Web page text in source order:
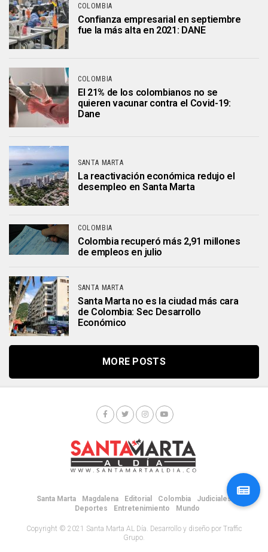
COLOMBIA
Confianza empresarial en septiembre
fue la más alta en 2021: DANE
COLOMBIA
El 21% de los colombianos no se
quieren vacunar contra el Covid-19:
Dane
SANTA MARTA
La reactivación económica redujo el
desempleo en Santa Marta
COLOMBIA
Colombia recuperó más 2,91 millones
de empleos en julio
SANTA MARTA
Santa Marta no es la ciudad más cara
de Colombia: Sec Desarrollo
Económico
MORE POSTS
Santa Marta Magdalena Editorial Colombia
Judiciales
Deportes
Entretenimiento Mundo
Copyright © 2021 Santa Marta AL Día. Desarrollo y diseño por Traffic
Grupo.